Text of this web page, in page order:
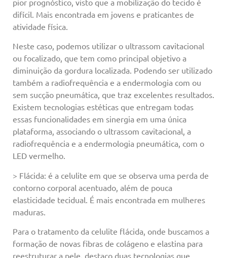
difícil. Mais encontrada em jovens e praticantes de
atividade física.
Neste caso, podemos utilizar o ultrassom cavitacional
ou focalizado, que tem como principal objetivo a
diminuição da gordura localizada. Podendo ser utilizado
também a radiofrequência e a endermologia com ou
sem sucção pneumática, que traz excelentes resultados.
Existem tecnologias estéticas que entregam todas
essas funcionalidades em sinergia em uma única
plataforma, associando o ultrassom cavitacional, a
radiofrequência e a endermologia pneumática, com o
LED vermelho.
> Flácida: é a celulite em que se observa uma perda de
contorno corporal acentuado, além de pouca
elasticidade tecidual. É mais encontrada em mulheres
maduras.
Para o tratamento da celulite flácida, onde buscamos a
formação de novas fibras de colágeno e elastina para
reestruturar a pele, destaco duas tecnologias que